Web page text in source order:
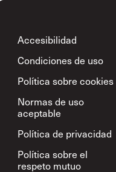
Footer
Accesibilidad
Condiciones de uso
Política sobre cookies
Normas de uso
aceptable
Política de privacidad
Política sobre el
respeto mutuo